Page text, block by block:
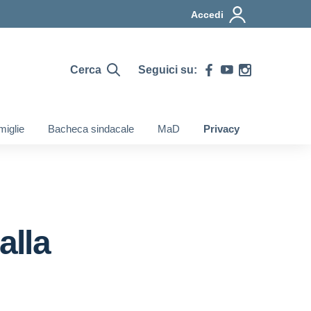
Accedi
Cerca Seguici su:
Bacheca sindacale MaD Privacy